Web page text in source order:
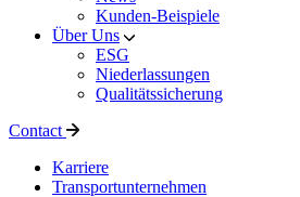
Kunden-Beispiele
Über Uns
ESG
Niederlassungen
Qualitätssicherung
Contact
Karriere
Transportunternehmen